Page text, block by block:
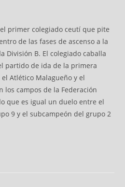
primer colegiado ceutí que pite
de las fases de ascenso a la
División B. El colegiado caballa
partido de ida de la primera
Atlético Malagueño y el
los campos de la Federación
que es igual un duelo entre el
9 y el subcampeón del grupo 2